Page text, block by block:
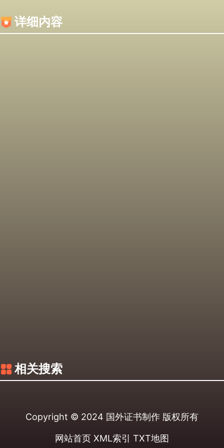
详细内容
相关搜索
Copyright © 2024 国外证书制作 版权所有
网站首页 XML索引 TXT地图